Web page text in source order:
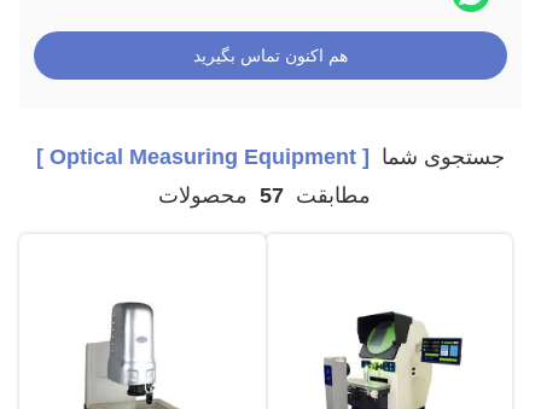
هم اکنون تماس بگیرید
جستجوی شما [ Optical Measuring Equipment ]
مطابقت 57 محصولات